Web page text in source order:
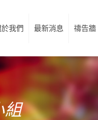
於我們 最新消息 禱告牆
組